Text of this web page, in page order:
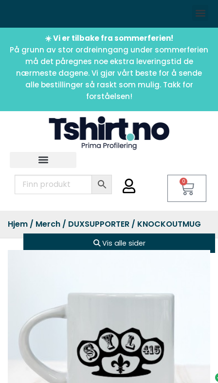
☀️ Vi er tilbake fra sommerferien!
På grunn av stor ordreinngang under sommerferien
må det påregnes noe ekstra leveringstid de
nærmeste dagene. Vi gjør vårt beste for å sende
alle bestillinger så raskt som mulig. Takk for
forståelsen!
0
Hjem / Merch / DUXSUPPORTER / KNOCKOUTMUG
Vis alle sider